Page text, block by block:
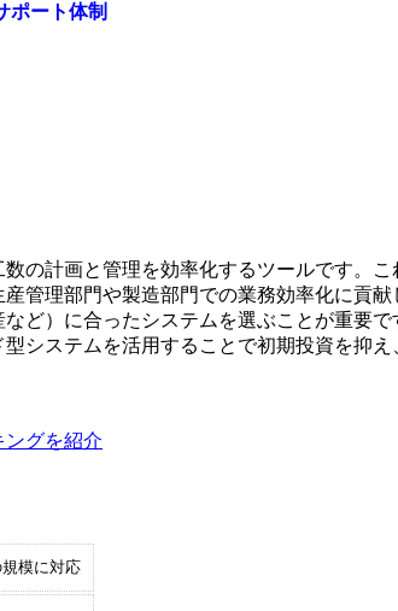
ポート体制
の計画と管理を効率化するツールです。こ
管理部門や製造部門での業務効率化に貢献
ど）に合ったシステムを選ぶことが重要
システムを活用することで初期投資を抑
ングを紹介
模に対応